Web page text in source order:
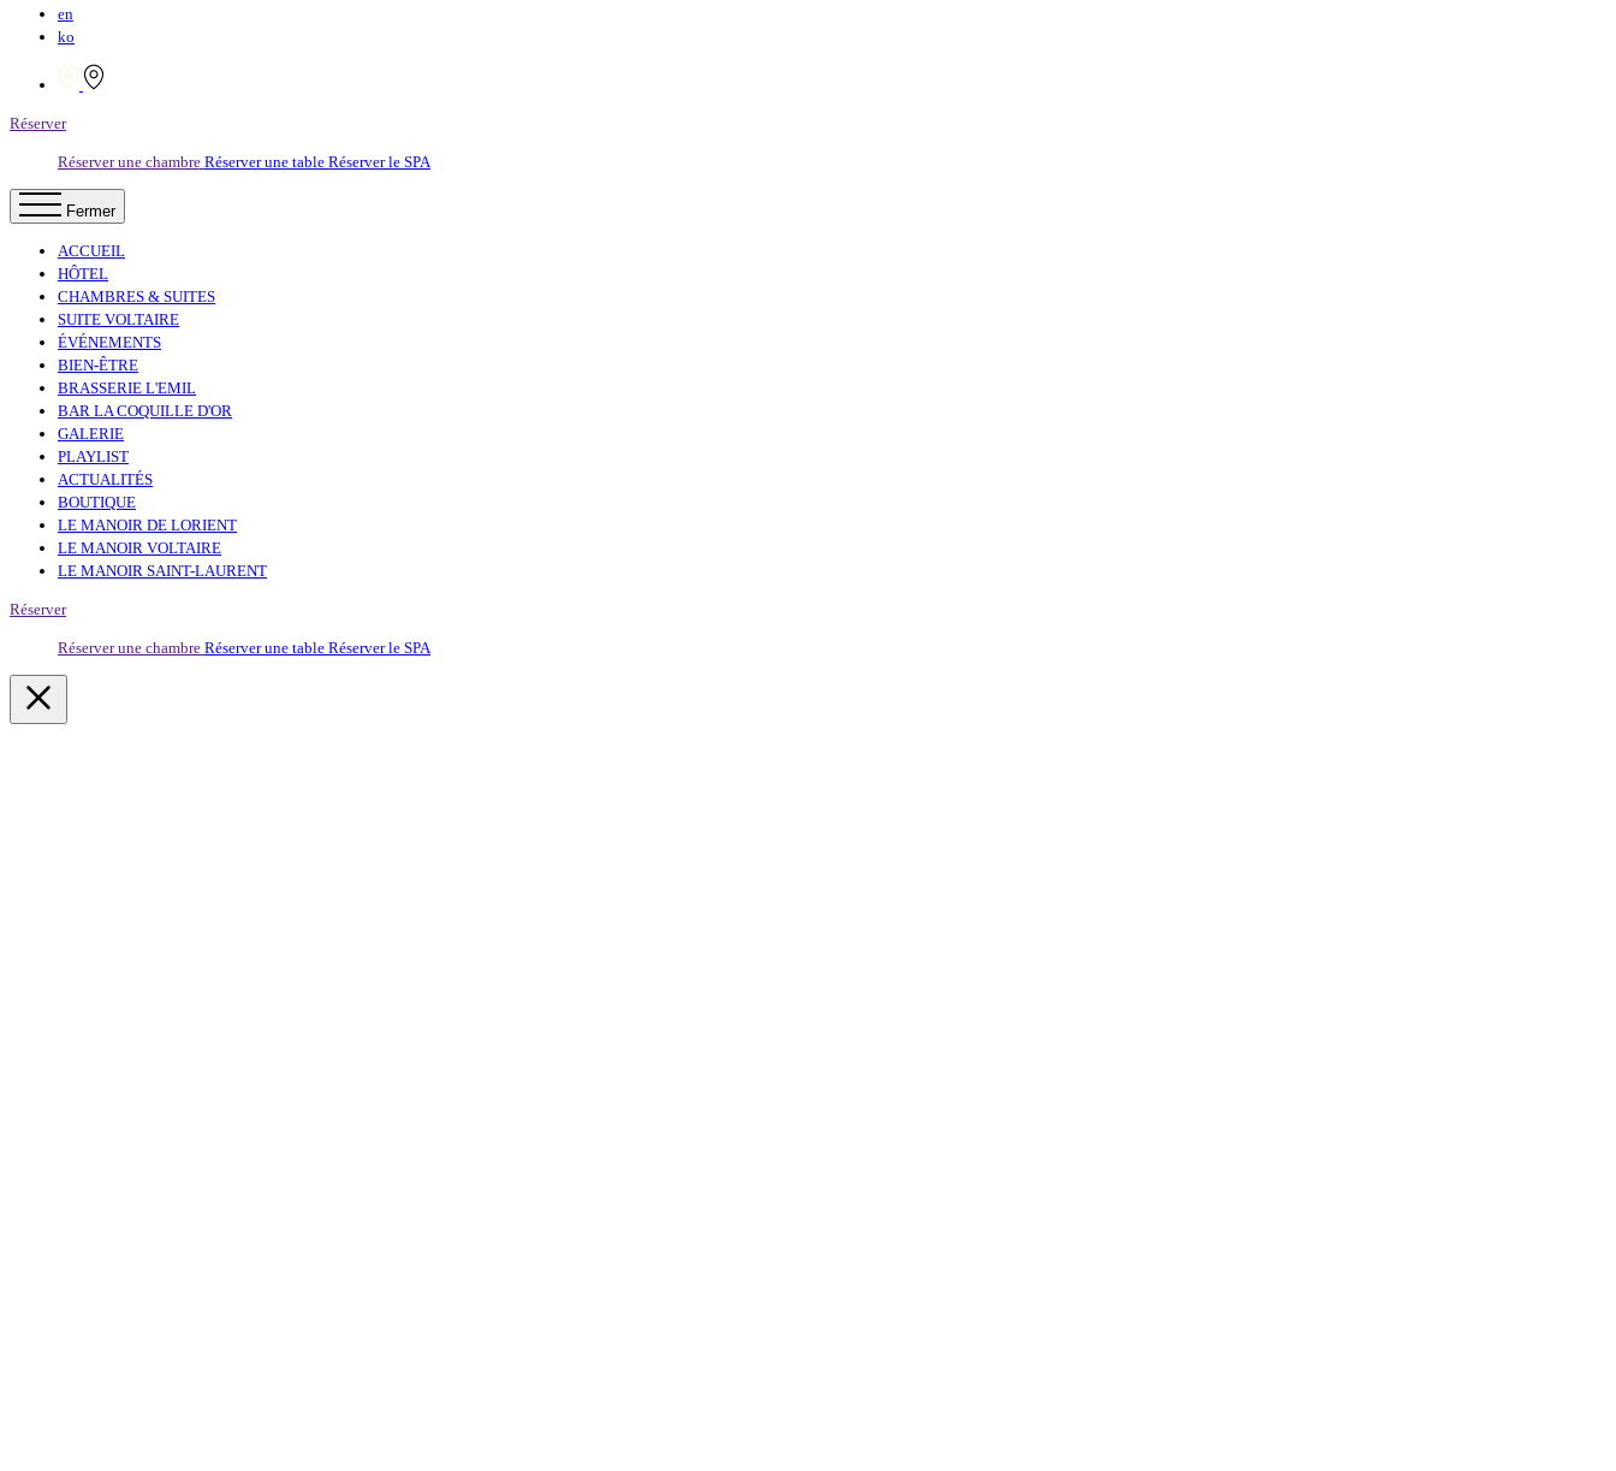
en
ko
Réserver
Réserver une chambre Réserver une table Réserver le SPA
Fermer
ACCUEIL
HÔTEL
CHAMBRES & SUITES
SUITE VOLTAIRE
ÉVÉNEMENTS
BIEN-ÊTRE
BRASSERIE L'EMIL
BAR LA COQUILLE D'OR
GALERIE
PLAYLIST
ACTUALITÉS
BOUTIQUE
LE MANOIR DE LORIENT
LE MANOIR VOLTAIRE
LE MANOIR SAINT-LAURENT
Réserver
Réserver une chambre Réserver une table Réserver le SPA